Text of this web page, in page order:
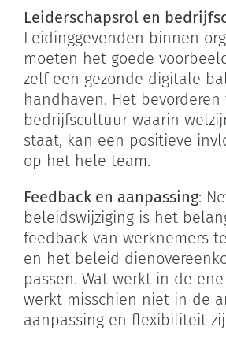
Leiderschapsrol en
Leidinggevenden binnen
moeten het goede
zelf een gezonde digitale
handhaven. Het bevorderen
bedrijfscultuur waarin
staat, kan een positieve
op het hele team.
Feedback en aanpassing:
beleidswijziging is het
feedback van werknemers
en het beleid
passen. Wat werkt in de
werkt misschien niet in de
aanpassing en flexibiliteit